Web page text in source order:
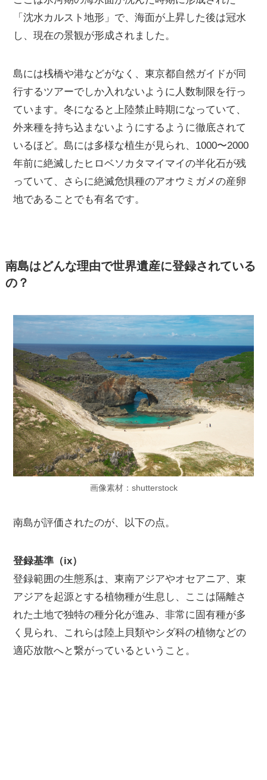
「沈水カルスト地形」で、海面が上昇した後は冠水
し、現在の景観が形成されました。
島には桟橋や港などがなく、東京都自然ガイドが同
行するツアーでしか入れないように人数制限を行っ
ています。冬になると上陸禁止時期になっていて、
外来種を持ち込まないようにするように徹底されて
いるほど。島には多様な植生が見られ、1000〜2000
年前に絶滅したヒロベソカタマイマイの半化石が残
っていて、さらに絶滅危惧種のアオウミガメの産卵
地であることでも有名です。
南島はどんな理由で世界遺産に登録されている
の？
画像素材：shutterstock
南島が評価されたのが、以下の点。
登録基準（ix）
登録範囲の生態系は、東南アジアやオセアニア、東
アジアを起源とする植物種が生息し、ここは隔離さ
れた土地で独特の種分化が進み、非常に固有種が多
く見られ、これらは陸上貝類やシダ科の植物などの
適応放散へと繋がっているということ。